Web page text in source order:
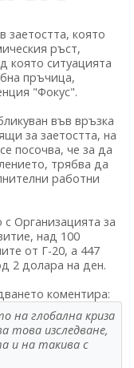
заетостта, която
ръст,
която ситуацията
пръчица,
"Фокус".
във връзка
за заетостта, на
посочва, че за да
трябва да
работни
Организацията за
над 100
от Г-20, а 447
2 долара на ден.
коментира:
на глобална криза
това изследване,
и на такива с